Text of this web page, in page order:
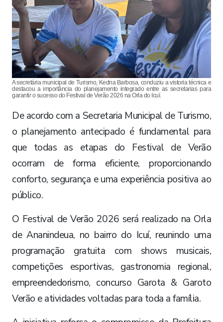
A secretária municipal de Turismo, Kedna Barbosa, conduziu a vistoria técnica e
destacou a importância do planejamento integrado entre as secretarias para
garantir o sucesso do Festival de Verão 2026 na Orla do Icuí.
De acordo com a Secretaria Municipal de Turismo,
o planejamento antecipado é fundamental para
que todas as etapas do Festival de Verão
ocorram de forma eficiente, proporcionando
conforto, segurança e uma experiência positiva ao
público.
O Festival de Verão 2026 será realizado na Orla
de Ananindeua, no bairro do Icuí, reunindo uma
programação gratuita com shows musicais,
competições esportivas, gastronomia regional,
empreendedorismo, concurso Garota & Garoto
Verão e atividades voltadas para toda a família.